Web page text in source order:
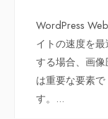
WordPress
イトの速度を最
する場合、画像
は重要な要素で
す。 ...